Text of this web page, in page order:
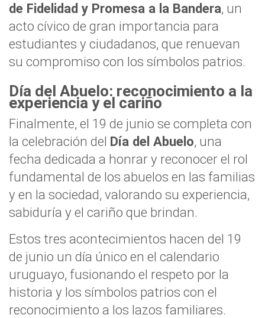
de Fidelidad y Promesa a la Bandera, un
acto cívico de gran importancia para
estudiantes y ciudadanos, que renuevan
su compromiso con los símbolos patrios.
Día del Abuelo: reconocimiento a la
experiencia y el cariño
Finalmente, el 19 de junio se completa con
la celebración del Día del Abuelo, una
fecha dedicada a honrar y reconocer el rol
fundamental de los abuelos en las familias
y en la sociedad, valorando su experiencia,
sabiduría y el cariño que brindan.
Estos tres acontecimientos hacen del 19
de junio un día único en el calendario
uruguayo, fusionando el respeto por la
historia y los símbolos patrios con el
reconocimiento a los lazos familiares.